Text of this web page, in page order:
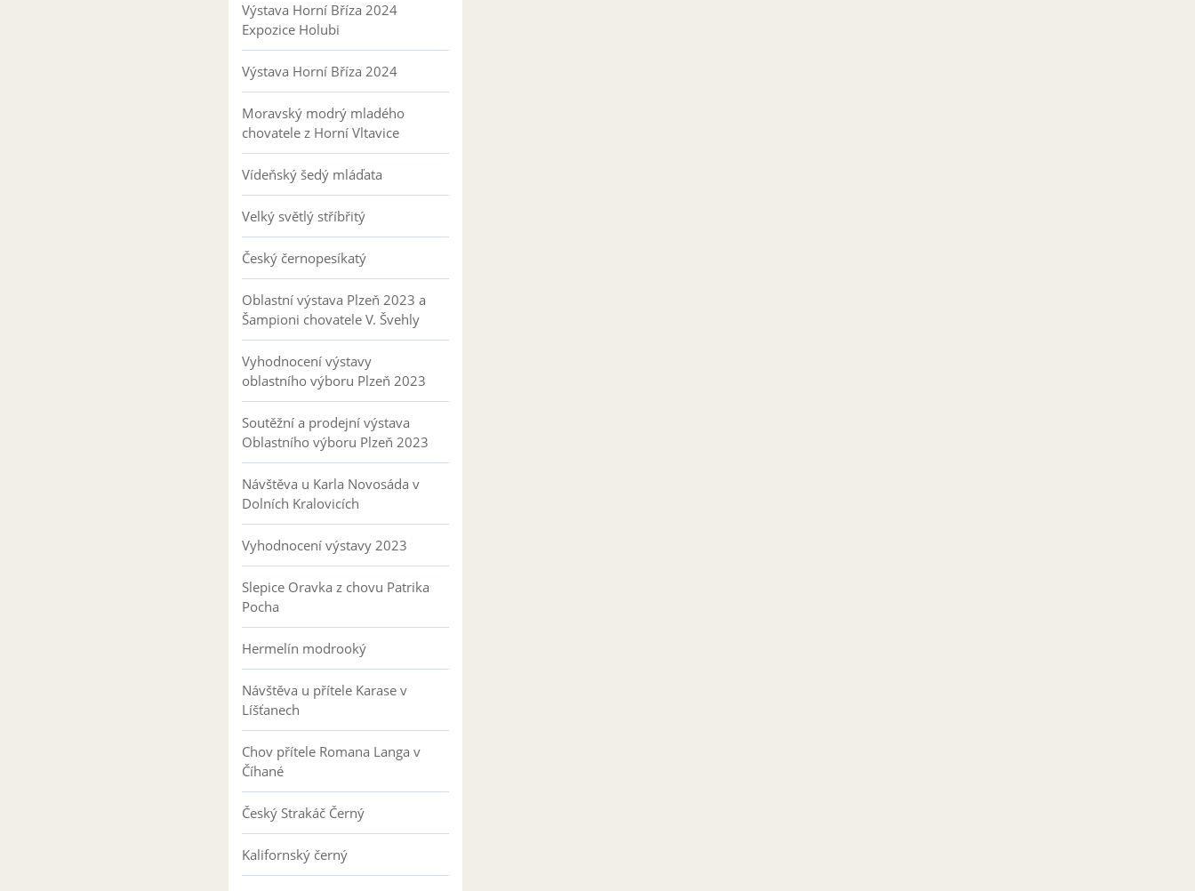
Výstava Horní Bříza 2024
Expozice Holubi
Výstava Horní Bříza 2024
Moravský modrý mladého
chovatele z Horní Vltavice
Vídeňský šedý mláďata
Velký světlý stříbřitý
Český černopesíkatý
Oblastní výstava Plzeň 2023 a
Šampioni chovatele V. Švehly
Vyhodnocení výstavy
oblastního výboru Plzeň 2023
Soutěžní a prodejní výstava
Oblastního výboru Plzeň 2023
Návštěva u Karla Novosáda v
Dolních Kralovicích
Vyhodnocení výstavy 2023
Slepice Oravka z chovu Patrika
Pocha
Hermelín modrooký
Návštěva u přítele Karase v
Líšťanech
Chov přítele Romana Langa v
Číhané
Český Strakáč Černý
Kalifornský černý